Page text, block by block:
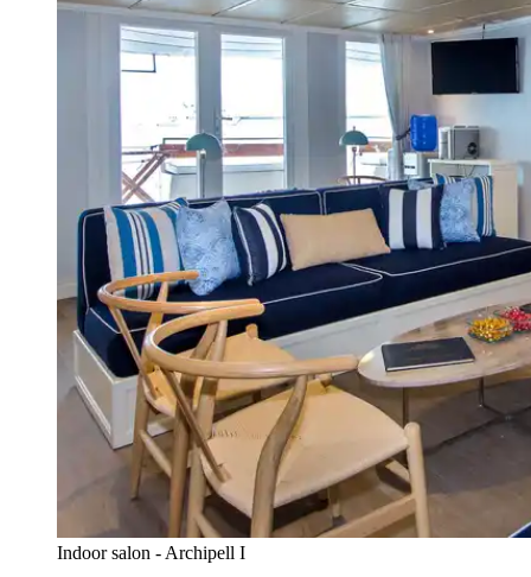
Indoor salon - Archipell I